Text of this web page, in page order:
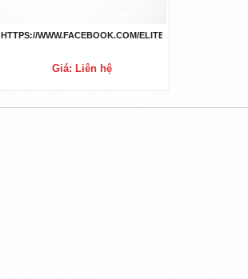
HTTPS://WWW.FACEBOOK.COM/
Giá: Liên hệ